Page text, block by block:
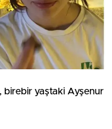
birebir yaştaki Ayşenur